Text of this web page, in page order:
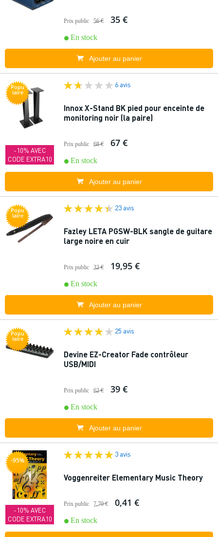
Prix public 56 € 35 €
En stock
Ajouter au panier
Popu
laire
-10% AVEC
CODE EXTRA10
6 avis
Innox X-Stand BK pied pour enceinte de
monitoring noir (la paire)
Prix public 68 € 67 €
En stock
Ajouter au panier
Popu
laire
23 avis
Fazley LETA PGSW-BLK sangle de guitare
large noire en cuir
Prix public 32 € 19,95 €
En stock
Ajouter au panier
Popu
laire
25 avis
Devine EZ-Creator Fade contrôleur
USB/MIDI
Prix public 62 € 39 €
En stock
Ajouter au panier
-95%
-10% AVEC
CODE EXTRA10
3 avis
Voggenreiter Elementary Music Theory
Prix public 7,70 € 0,41 €
En stock